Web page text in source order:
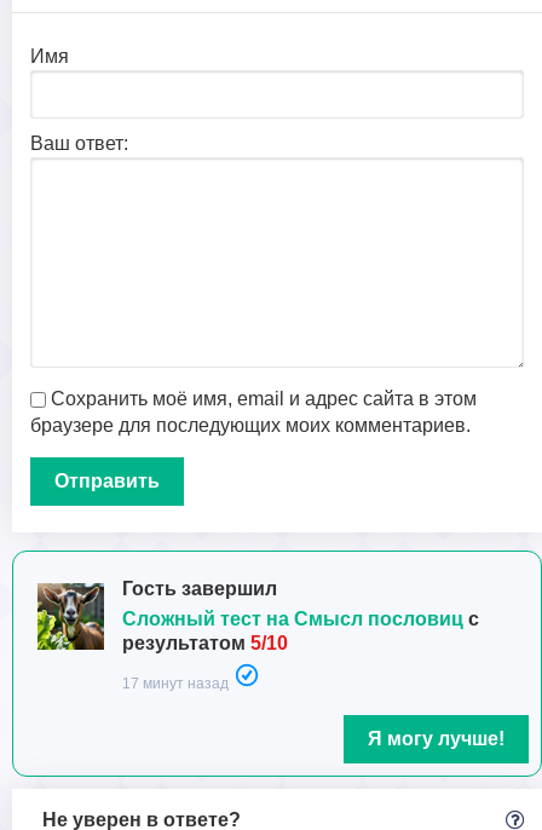
Имя
Ваш ответ:
Сохранить моё имя, email и адрес сайта в этом
браузере для последующих моих комментариев.
Гость завершил
Сложный тест на Смысл пословиц с
результатом 5/10
17 минут назад
Я могу лучше!
Не уверен в ответе?